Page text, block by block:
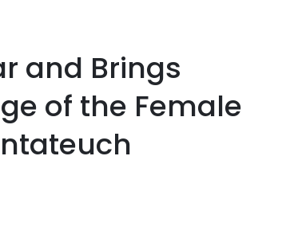
and Brings
of the Female